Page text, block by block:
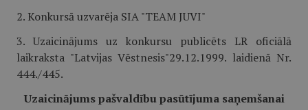
2. Konkursā uzvarēja SIA "TEAM JUVI"
3. Uzaicinājums uz konkursu publicēts LR oficiālā
laikraksta "Latvijas Vēstnesis"29.12.1999. laidienā Nr.
444./445.
Uzaicinājums pašvaldību pasūtījuma saņemšanai